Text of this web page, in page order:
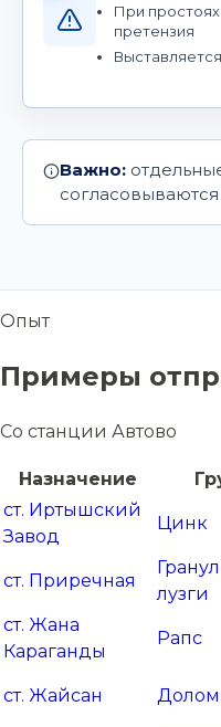
При
претензия
Важно:
Опыт
Примеры
Со станции Автово
Назначение
ст. Иртышский
Завод
Цинк
ст. Приречная
лузги
ст. Жана
Караганды
Рапс
ст. Жайсан